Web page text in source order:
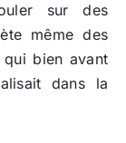
sur des
même des
bien avant
dans la